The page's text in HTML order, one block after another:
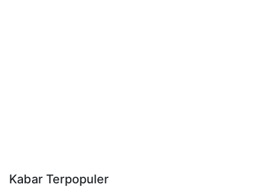
Kabar Terpopuler